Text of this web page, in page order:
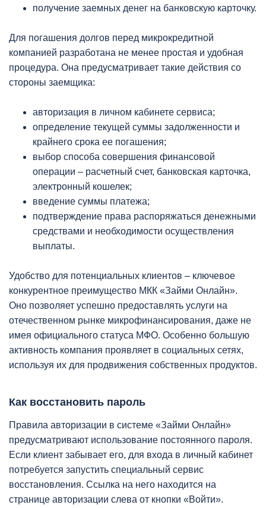
получение заемных денег на банковскую карточку.
Для погашения долгов перед микрокредитной
компанией разработана не менее простая и удобная
процедура. Она предусматривает такие действия со
стороны заемщика:
авторизация в личном кабинете сервиса;
определение текущей суммы задолженности и
крайнего срока ее погашения;
выбор способа совершения финансовой
операции – расчетный счет, банковская карточка,
электронный кошелек;
введение суммы платежа;
подтверждение права распоряжаться денежными
средствами и необходимости осуществления
выплаты.
Удобство для потенциальных клиентов – ключевое
конкурентное преимущество МКК «Займи Онлайн».
Оно позволяет успешно предоставлять услуги на
отечественном рынке микрофинансирования, даже не
имея официального статуса МФО. Особенно большую
активность компания проявляет в социальных сетях,
используя их для продвижения собственных продуктов.
Как восстановить пароль
Правила авторизации в системе «Займи Онлайн»
предусматривают использование постоянного пароля.
Если клиент забывает его, для входа в личный кабинет
потребуется запустить специальный сервис
восстановления. Ссылка на него находится на
странице авторизации слева от кнопки «Войти».